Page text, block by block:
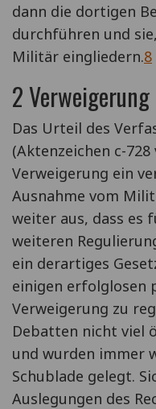
dann die dortigen
durchführen und
Militär eingliedern.8
2 Verweigerung
Das Urteil des
(Aktenzeichen c-
Verweigerung ein
Ausnahme vom
weiter aus, dass es
weiteren
ein derartiges
einigen erfolglosen
Verweigerung zu
Debatten nicht viel
und wurden immer
Schublade gelegt.
Auslegungen des